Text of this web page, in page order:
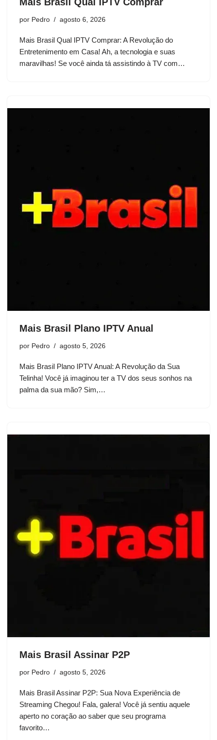
por Pedro agosto 6, 2026
Mais Brasil Qual IPTV Comprar: A Revolução do
Entretenimento em Casa! Ah, a tecnologia e suas
maravilhas! Se você ainda tá assistindo à TV com…
Mais Brasil Plano IPTV Anual
por Pedro agosto 5, 2026
Mais Brasil Plano IPTV Anual: A Revolução da Sua
Telinha! Você já imaginou ter a TV dos seus sonhos na
palma da sua mão? Sim,…
Mais Brasil Assinar P2P
por Pedro agosto 5, 2026
Mais Brasil Assinar P2P: Sua Nova Experiência de
Streaming Chegou! Fala, galera! Você já sentiu aquele
aperto no coração ao saber que seu programa
favorito…